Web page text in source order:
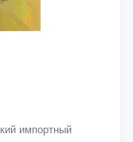
импортный